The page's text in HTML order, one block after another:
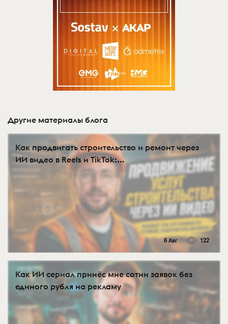
Другие материалы блога
Как продвигать строительство и ремонт через
ИИ видео в Reels и TikTok:...
6 Авг 122
Как ИИ сериал принёс мне сотни заявок без
единого рубля на рекламу